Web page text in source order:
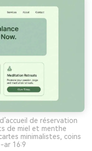
de réservation
de miel et menthe
minimalistes, coins
ar 16:9